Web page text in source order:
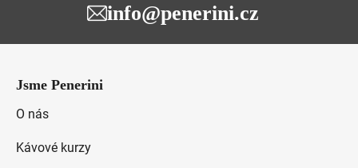
info@penerini.cz
Jsme Penerini
O nás
Kávové kurzy